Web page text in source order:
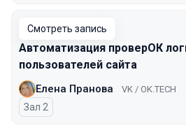
Смотреть запись
Автоматизация проверОК
пользователей сайта
Елена Пранова VK / OK.TECH
Зал 2